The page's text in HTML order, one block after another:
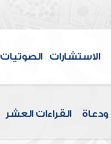
الاستشارات الصوتيات
ودعاة القراءات العشر